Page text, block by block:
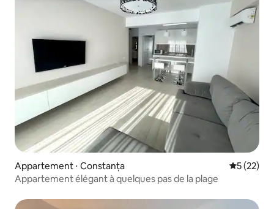
Appartement ⋅ Constanța
5 (22)
Appartement élégant à quelques pas de la plage